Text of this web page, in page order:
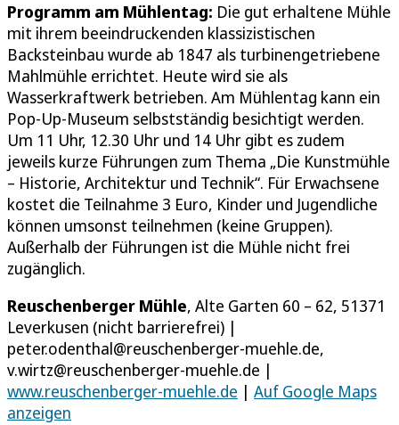
Programm am Mühlentag: Die gut erhaltene Mühle
mit ihrem beeindruckenden klassizistischen
Backsteinbau wurde ab 1847 als turbinengetriebene
Mahlmühle errichtet. Heute wird sie als
Wasserkraftwerk betrieben. Am Mühlentag kann ein
Pop-Up-Museum selbstständig besichtigt werden.
Um 11 Uhr, 12.30 Uhr und 14 Uhr gibt es zudem
jeweils kurze Führungen zum Thema „Die Kunstmühle
– Historie, Architektur und Technik“. Für Erwachsene
kostet die Teilnahme 3 Euro, Kinder und Jugendliche
können umsonst teilnehmen (keine Gruppen).
Außerhalb der Führungen ist die Mühle nicht frei
zugänglich.
Reuschenberger Mühle, Alte Garten 60 – 62, 51371
Leverkusen (nicht barrierefrei) |
peter.odenthal@reuschenberger-muehle.de,
v.wirtz@reuschenberger-muehle.de |
www.reuschenberger-muehle.de | Auf Google Maps
anzeigen